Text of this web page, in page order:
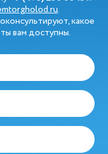
.
какое
вам доступны.